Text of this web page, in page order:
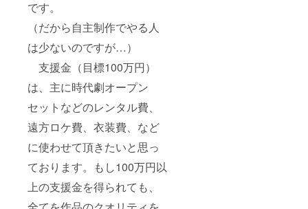
です。
（だから自主制作でやる人
は少ないのですが…）
支援金（目標100万円）
は、主に時代劇オープン
セットなどのレンタル費、
遠方ロケ費、衣装費、など
に使わせて頂きたいと思っ
ております。もし100万円以
上の支援金を得られても、